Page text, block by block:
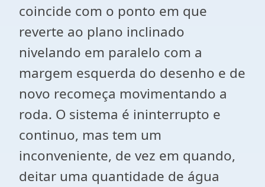
coincide com o ponto em que
reverte ao plano inclinado
nivelando em paralelo com a
margem esquerda do desenho e de
novo recomeça movimentando a
roda. O sistema é ininterrupto e
continuo, mas tem um
inconveniente, de vez em quando,
deitar uma quantidade de água